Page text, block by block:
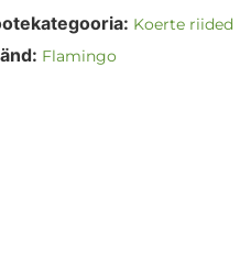
Koerte riided
Flamingo